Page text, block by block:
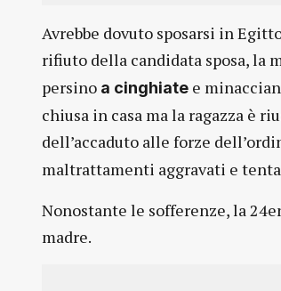
Avrebbe dovuto sposarsi in
rifiuto della candidata sposa, la
persino a cinghiate e
chiusa in casa ma la ragazza è
dell’accaduto alle forze
maltrattamenti aggravati e
Nonostante le sofferenze, la
madre.